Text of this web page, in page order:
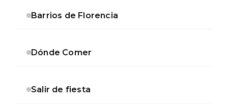
Barrios de Florencia
Dónde Comer
Salir de fiesta